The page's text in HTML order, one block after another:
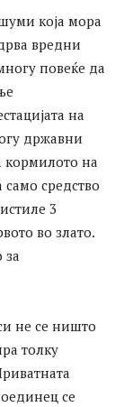
која мора
вредни
повеќе да
на
државни
кормилото на
средство
3
во злато.
за
не се ништо
толку
се